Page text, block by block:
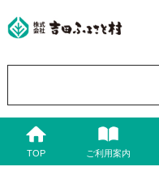
TOP ご利用案内